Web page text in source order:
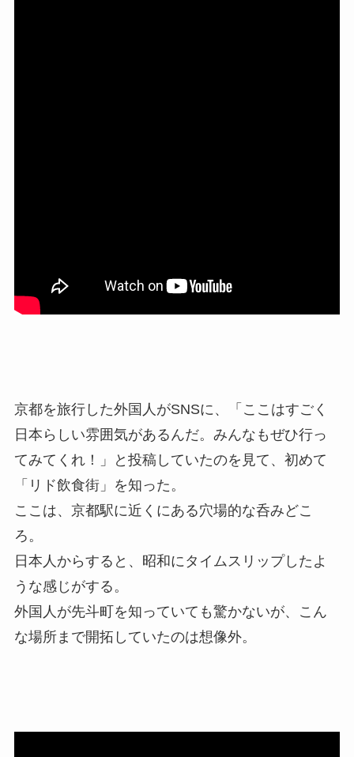
京都を旅行した外国人がSNSに、「ここはすごく
日本らしい雰囲気があるんだ。みんなもぜひ行っ
てみてくれ！」と投稿していたのを見て、初めて
「リド飲食街」を知った。
ここは、京都駅に近くにある穴場的な呑みどこ
ろ。
日本人からすると、昭和にタイムスリップしたよ
うな感じがする。
外国人が先斗町を知っていても驚かないが、こん
な場所まで開拓していたのは想像外。